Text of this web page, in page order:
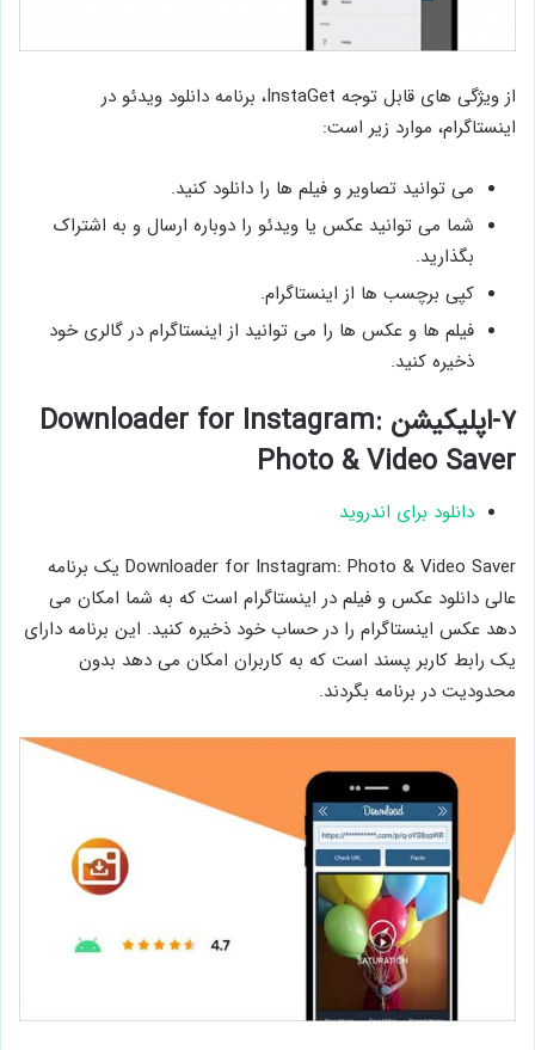
از ویژگی های قابل توجه InstaGet، برنامه دانلود ویدئو در
اینستاگرام، موارد زیر است:
می توانید تصاویر و فیلم ها را دانلود کنید.
شما می توانید عکس یا ویدئو را دوباره ارسال و به اشتراک
بگذارید.
کپی برچسب ها از اینستاگرام.
فیلم ها و عکس ها را می توانید از اینستاگرام در گالری خود
ذخیره کنید.
۷-اپلیکیشن Downloader for Instagram:
Photo & Video Saver
دانلود برای اندروید
Downloader for Instagram: Photo & Video Saver یک برنامه
عالی دانلود عکس و فیلم در اینستاگرام است که به شما امکان می
دهد عکس اینستاگرام را در حساب خود ذخیره کنید. این برنامه دارای
یک رابط کاربر پسند است که به کاربران امکان می دهد بدون
محدودیت در برنامه بگردند.